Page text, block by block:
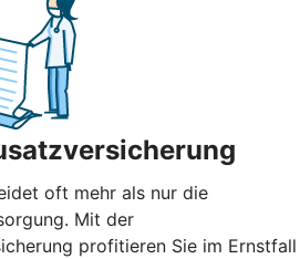
oft mehr als nur die
Mit der
profitieren Sie im Ernstfall